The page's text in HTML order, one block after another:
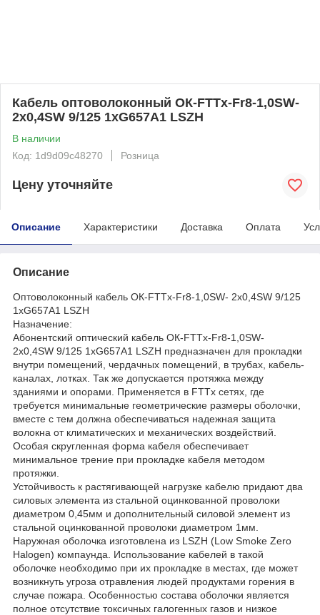
Кабель оптоволоконный ОК-FTTx-Fr8-1,0SW-
2х0,4SW 9/125 1хG657A1 LSZH
В наличии
Код: 1d9d09c48270
Розница
Цену уточняйте
Описание Характеристики Доставка Оплата
Описание
Оптоволоконный кабель ОК-FTTx-Fr8-1,0SW- 2х0,4SW 9/125
1хG657A1 LSZH
Назначение:
Абонентский оптический кабель ОК-FTTx-Fr8-1,0SW-
2х0,4SW 9/125 1хG657A1 LSZH предназначен для прокладки
внутри помещений, чердачных помещений, в трубах, кабель-
каналах, лотках. Так же допускается протяжка между
зданиями и опорами. Применяется в FTTx сетях, где
требуется минимальные геометрические размеры оболочки,
вместе с тем должна обеспечиваться надежная защита
волокна от климатических и механических воздействий.
Особая скругленная форма кабеля обеспечивает
минимальное трение при прокладке кабеля методом
протяжки.
Устойчивость к растягивающей нагрузке кабелю придают два
силовых элемента из стальной оцинкованной проволоки
диаметром 0,45мм и дополнительный силовой элемент из
стальной оцинкованной проволоки диаметром 1мм.
Наружная оболочка изготовлена из LSZH (Low Smoke Zero
Halogen) компаунда. Использование кабелей в такой
оболочке необходимо при их прокладке в местах, где может
возникнуть угроза отравления людей продуктами горения в
случае пожара. Особенностью состава оболочки является
полное отсутствие токсичных галогенных газов и низкое